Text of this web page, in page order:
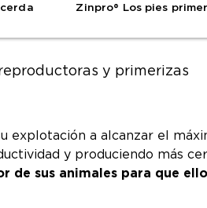
Zinpro® Los pies
y primerizas
explotación a alcanzar el
y produciendo más
de sus animales para que